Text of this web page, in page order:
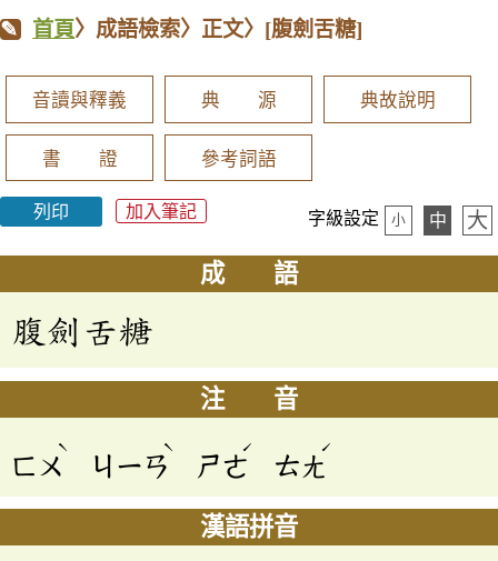
首頁〉成語檢索〉正文〉 [腹劍舌糖]
音讀與釋義 典 源 典故說明
書 證 參考詞語
列印 加入筆記 字級設定 小 中 大
成 語
腹劍舌糖
注 音
ㄈㄨ
ˋ
ㄐㄧㄢ
ˋ
ㄕㄜ
ˊ
ㄊㄤ
ˊ
漢語拼音